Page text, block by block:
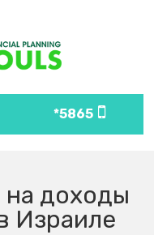
5865*
на доходы
Израиле